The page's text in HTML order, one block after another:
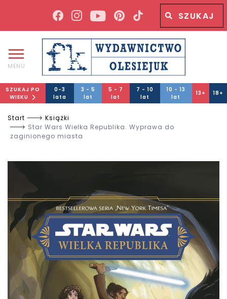
Wyszukiwana fraza
MENU
SZUKAJ PO
WIEKU
0-3
lata
3 - 5
lat
5 - 7
lat
7 - 10
lat
10 - 13
lat
13+ 18+
Start
Książki
Star Wars Wielka Republika. Wyprawa do
zaginionego miasta